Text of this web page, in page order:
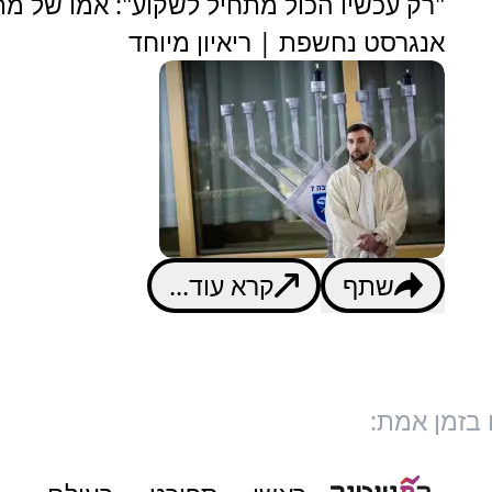
אנגרסט נחשפת | ריאיון מיוחד
קרא עוד... שתף
בזמן אמת: